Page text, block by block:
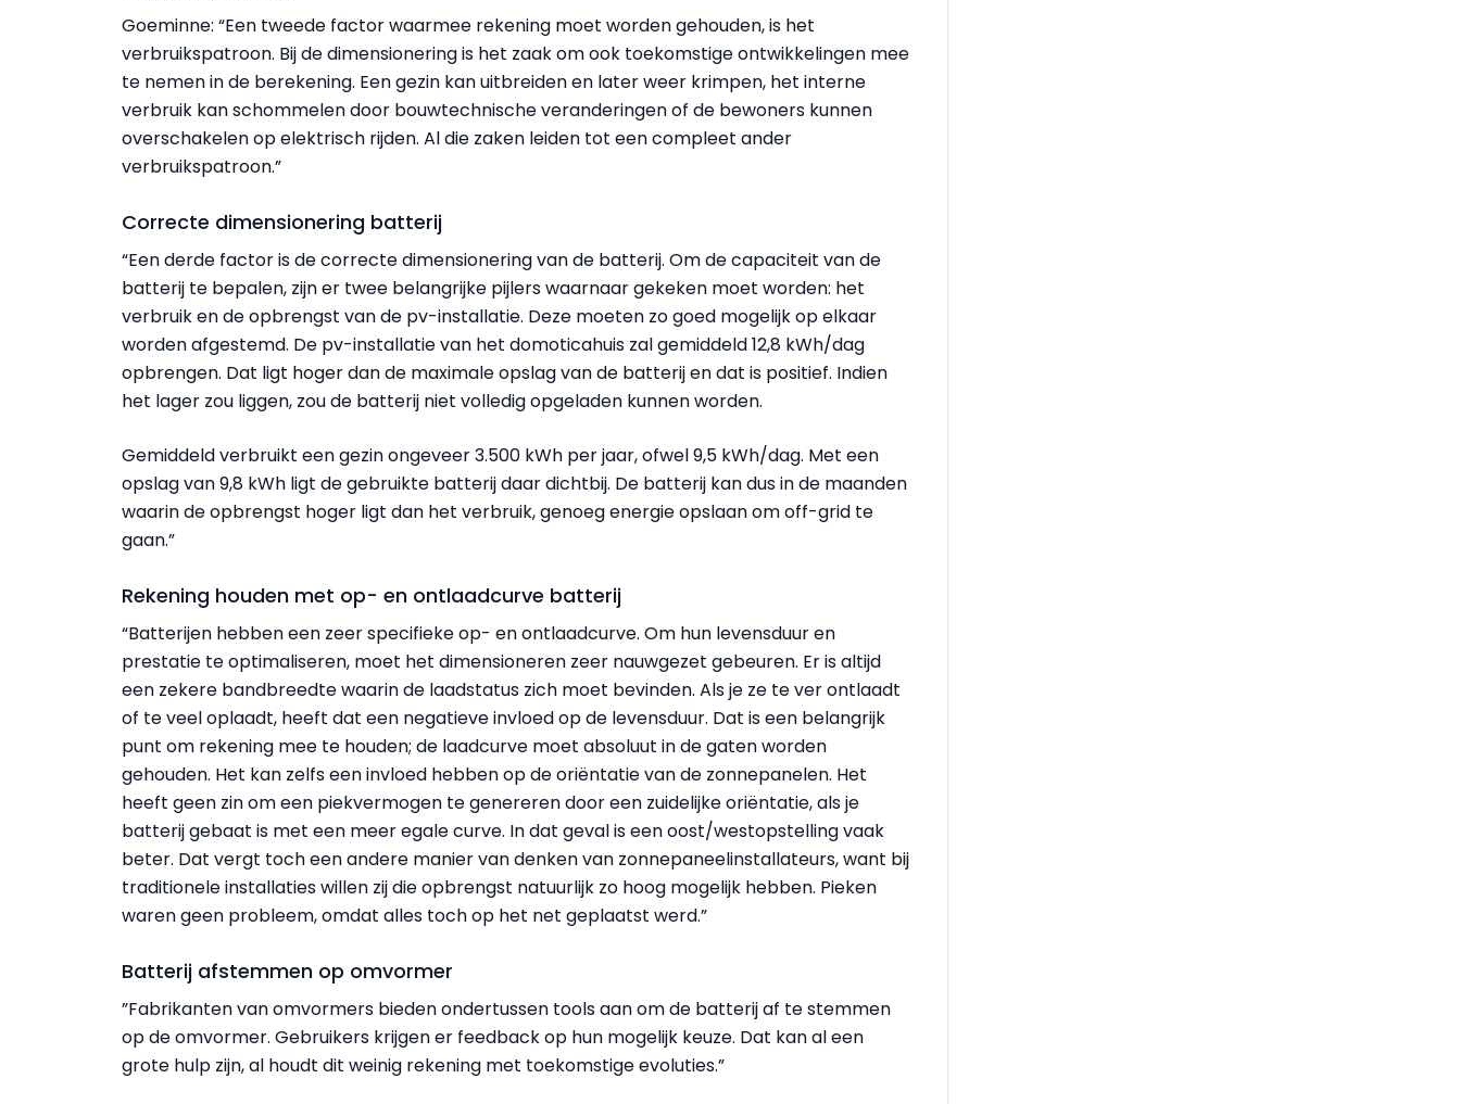
Goeminne: “Een tweede factor waarmee rekening moet worden gehouden, is het
verbruikspatroon. Bij de dimensionering is het zaak om ook toekomstige ontwikkelingen mee
te nemen in de berekening. Een gezin kan uitbreiden en later weer krimpen, het interne
verbruik kan schommelen door bouwtechnische veranderingen of de bewoners kunnen
overschakelen op elektrisch rijden. Al die zaken leiden tot een compleet ander
verbruikspatroon.”
Correcte dimensionering batterij
“Een derde factor is de correcte dimensionering van de batterij. Om de capaciteit van de
batterij te bepalen, zijn er twee belangrijke pijlers waarnaar gekeken moet worden: het
verbruik en de opbrengst van de pv-installatie. Deze moeten zo goed mogelijk op elkaar
worden afgestemd. De pv-installatie van het domoticahuis zal gemiddeld 12,8 kWh/dag
opbrengen. Dat ligt hoger dan de maximale opslag van de batterij en dat is positief. Indien
het lager zou liggen, zou de batterij niet volledig opgeladen kunnen worden.
Gemiddeld verbruikt een gezin ongeveer 3.500 kWh per jaar, ofwel 9,5 kWh/dag. Met een
opslag van 9,8 kWh ligt de gebruikte batterij daar dichtbij. De batterij kan dus in de maanden
waarin de opbrengst hoger ligt dan het verbruik, genoeg energie opslaan om off-grid te
gaan.”
Rekening houden met op- en ontlaadcurve batterij
“Batterijen hebben een zeer specifieke op- en ontlaadcurve. Om hun levensduur en
prestatie te optimaliseren, moet het dimensioneren zeer nauwgezet gebeuren. Er is altijd
een zekere bandbreedte waarin de laadstatus zich moet bevinden. Als je ze te ver ontlaadt
of te veel oplaadt, heeft dat een negatieve invloed op de levensduur. Dat is een belangrijk
punt om rekening mee te houden; de laadcurve moet absoluut in de gaten worden
gehouden. Het kan zelfs een invloed hebben op de oriëntatie van de zonnepanelen. Het
heeft geen zin om een piekvermogen te genereren door een zuidelijke oriëntatie, als je
batterij gebaat is met een meer egale curve. In dat geval is een oost/westopstelling vaak
beter. Dat vergt toch een andere manier van denken van zonnepaneelinstallateurs, want bij
traditionele installaties willen zij die opbrengst natuurlijk zo hoog mogelijk hebben. Pieken
waren geen probleem, omdat alles toch op het net geplaatst werd.”
Batterij afstemmen op omvormer
”Fabrikanten van omvormers bieden ondertussen tools aan om de batterij af te stemmen
op de omvormer. Gebruikers krijgen er feedback op hun mogelijk keuze. Dat kan al een
grote hulp zijn, al houdt dit weinig rekening met toekomstige evoluties.”